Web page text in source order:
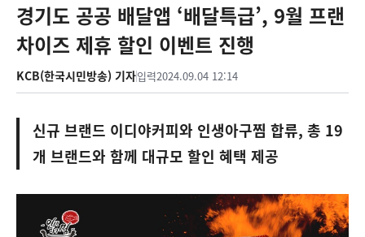
경기도 공공 배달앱 ‘배달특급’, 9월 프랜
차이즈 제휴 할인 이벤트 진행
KCB(한국시민방송) 기자입력2024.09.04 12:14
신규 브랜드 이디야커피와 인생아구찜 합류, 총 19
개 브랜드와 함께 대규모 할인 혜택 제공